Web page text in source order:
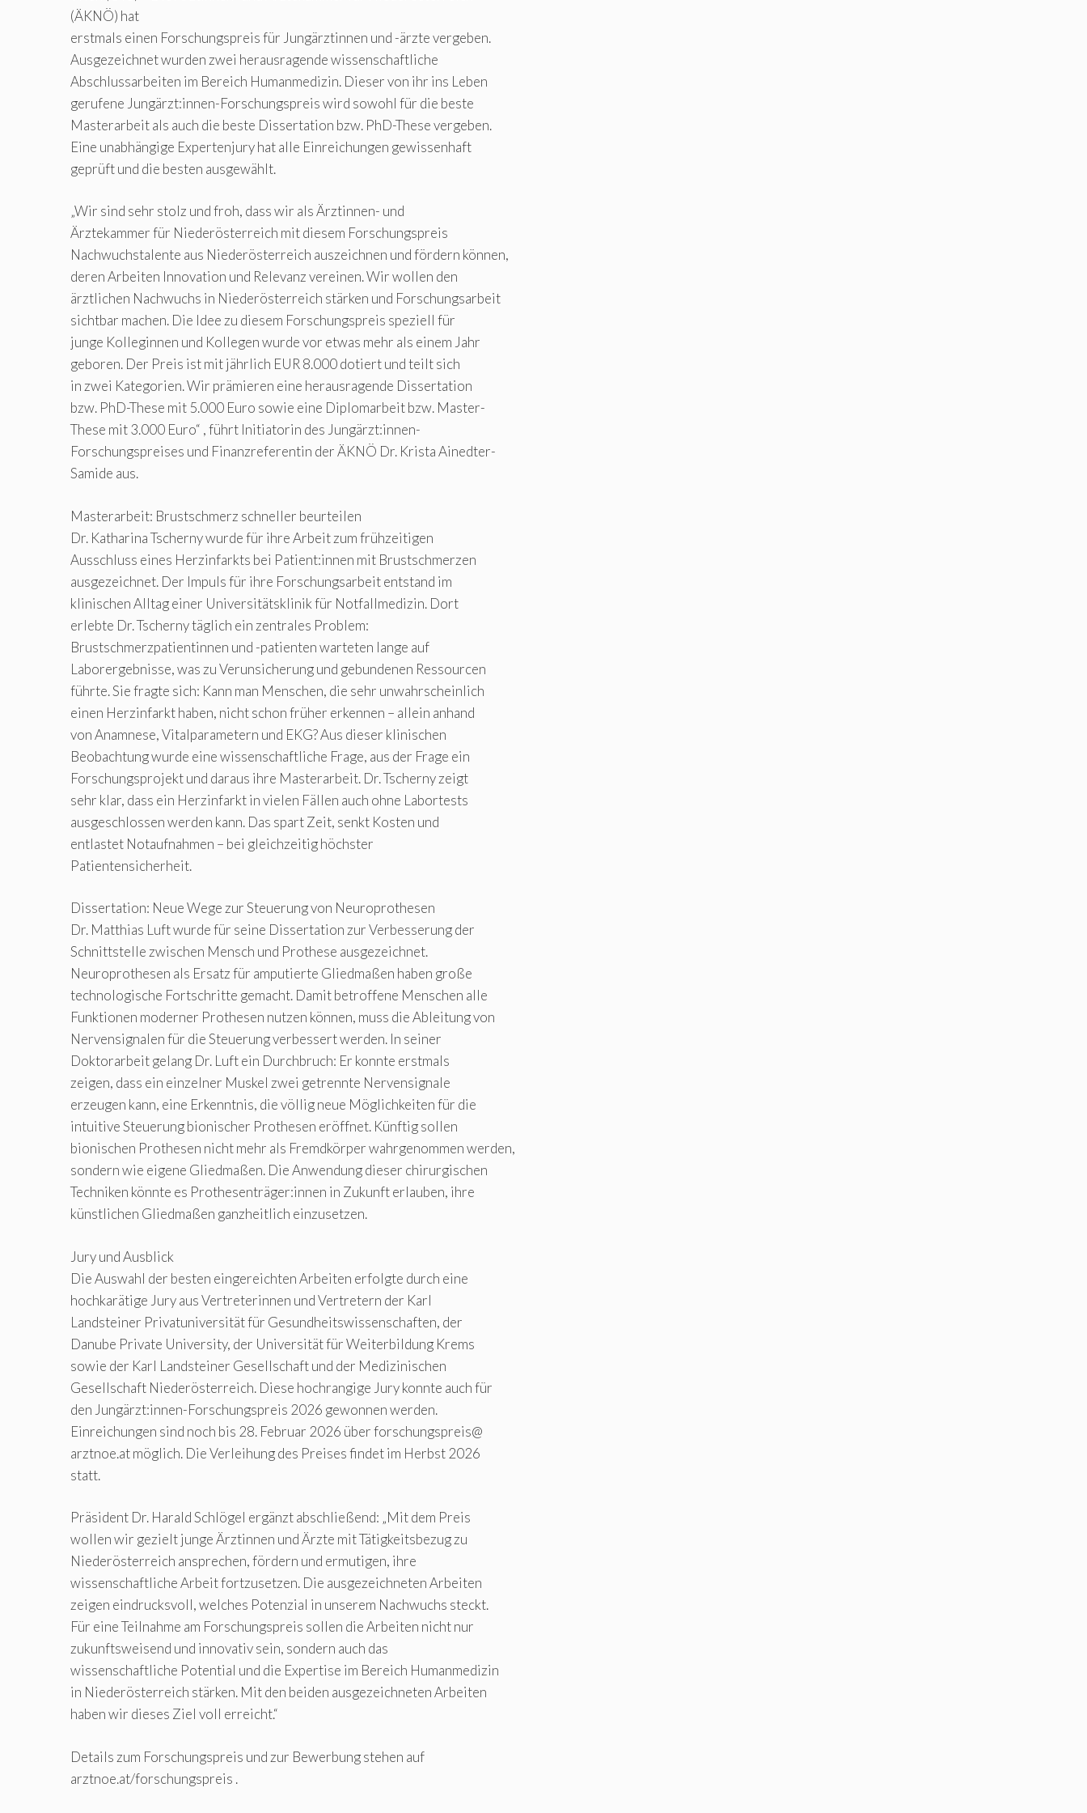
(ÄKNÖ) hat
erstmals einen Forschungspreis für Jungärztinnen und -ärzte vergeben.
Ausgezeichnet wurden zwei herausragende wissenschaftliche
Abschlussarbeiten im Bereich Humanmedizin. Dieser von ihr ins Leben
gerufene Jungärzt:innen-Forschungspreis wird sowohl für die beste
Masterarbeit als auch die beste Dissertation bzw. PhD-These vergeben.
Eine unabhängige Expertenjury hat alle Einreichungen gewissenhaft
geprüft und die besten ausgewählt.
„Wir sind sehr stolz und froh, dass wir als Ärztinnen- und
Ärztekammer für Niederösterreich mit diesem Forschungspreis
Nachwuchstalente aus Niederösterreich auszeichnen und fördern können,
deren Arbeiten Innovation und Relevanz vereinen. Wir wollen den
ärztlichen Nachwuchs in Niederösterreich stärken und Forschungsarbeit
sichtbar machen. Die Idee zu diesem Forschungspreis speziell für
junge Kolleginnen und Kollegen wurde vor etwas mehr als einem Jahr
geboren. Der Preis ist mit jährlich EUR 8.000 dotiert und teilt sich
in zwei Kategorien. Wir prämieren eine herausragende Dissertation
bzw. PhD-These mit 5.000 Euro sowie eine Diplomarbeit bzw. Master-
These mit 3.000 Euro“ , führt Initiatorin des Jungärzt:innen-
Forschungspreises und Finanzreferentin der ÄKNÖ Dr. Krista Ainedter-
Samide aus.
Masterarbeit: Brustschmerz schneller beurteilen
Dr. Katharina Tscherny wurde für ihre Arbeit zum frühzeitigen
Ausschluss eines Herzinfarkts bei Patient:innen mit Brustschmerzen
ausgezeichnet. Der Impuls für ihre Forschungsarbeit entstand im
klinischen Alltag einer Universitätsklinik für Notfallmedizin. Dort
erlebte Dr. Tscherny täglich ein zentrales Problem:
Brustschmerzpatientinnen und -patienten warteten lange auf
Laborergebnisse, was zu Verunsicherung und gebundenen Ressourcen
führte. Sie fragte sich: Kann man Menschen, die sehr unwahrscheinlich
einen Herzinfarkt haben, nicht schon früher erkennen – allein anhand
von Anamnese, Vitalparametern und EKG? Aus dieser klinischen
Beobachtung wurde eine wissenschaftliche Frage, aus der Frage ein
Forschungsprojekt und daraus ihre Masterarbeit. Dr. Tscherny zeigt
sehr klar, dass ein Herzinfarkt in vielen Fällen auch ohne Labortests
ausgeschlossen werden kann. Das spart Zeit, senkt Kosten und
entlastet Notaufnahmen – bei gleichzeitig höchster
Patientensicherheit.
Dissertation: Neue Wege zur Steuerung von Neuroprothesen
Dr. Matthias Luft wurde für seine Dissertation zur Verbesserung der
Schnittstelle zwischen Mensch und Prothese ausgezeichnet.
Neuroprothesen als Ersatz für amputierte Gliedmaßen haben große
technologische Fortschritte gemacht. Damit betroffene Menschen alle
Funktionen moderner Prothesen nutzen können, muss die Ableitung von
Nervensignalen für die Steuerung verbessert werden. In seiner
Doktorarbeit gelang Dr. Luft ein Durchbruch: Er konnte erstmals
zeigen, dass ein einzelner Muskel zwei getrennte Nervensignale
erzeugen kann, eine Erkenntnis, die völlig neue Möglichkeiten für die
intuitive Steuerung bionischer Prothesen eröffnet. Künftig sollen
bionischen Prothesen nicht mehr als Fremdkörper wahrgenommen werden,
sondern wie eigene Gliedmaßen. Die Anwendung dieser chirurgischen
Techniken könnte es Prothesenträger:innen in Zukunft erlauben, ihre
künstlichen Gliedmaßen ganzheitlich einzusetzen.
Jury und Ausblick
Die Auswahl der besten eingereichten Arbeiten erfolgte durch eine
hochkarätige Jury aus Vertreterinnen und Vertretern der Karl
Landsteiner Privatuniversität für Gesundheitswissenschaften, der
Danube Private University, der Universität für Weiterbildung Krems
sowie der Karl Landsteiner Gesellschaft und der Medizinischen
Gesellschaft Niederösterreich. Diese hochrangige Jury konnte auch für
den Jungärzt:innen-Forschungspreis 2026 gewonnen werden.
Einreichungen sind noch bis 28. Februar 2026 über forschungspreis@
arztnoe.at möglich. Die Verleihung des Preises findet im Herbst 2026
statt.
Präsident Dr. Harald Schlögel ergänzt abschließend: „Mit dem Preis
wollen wir gezielt junge Ärztinnen und Ärzte mit Tätigkeitsbezug zu
Niederösterreich ansprechen, fördern und ermutigen, ihre
wissenschaftliche Arbeit fortzusetzen. Die ausgezeichneten Arbeiten
zeigen eindrucksvoll, welches Potenzial in unserem Nachwuchs steckt.
Für eine Teilnahme am Forschungspreis sollen die Arbeiten nicht nur
zukunftsweisend und innovativ sein, sondern auch das
wissenschaftliche Potential und die Expertise im Bereich Humanmedizin
in Niederösterreich stärken. Mit den beiden ausgezeichneten Arbeiten
haben wir dieses Ziel voll erreicht.“
Details zum Forschungspreis und zur Bewerbung stehen auf
arztnoe.at/forschungspreis .